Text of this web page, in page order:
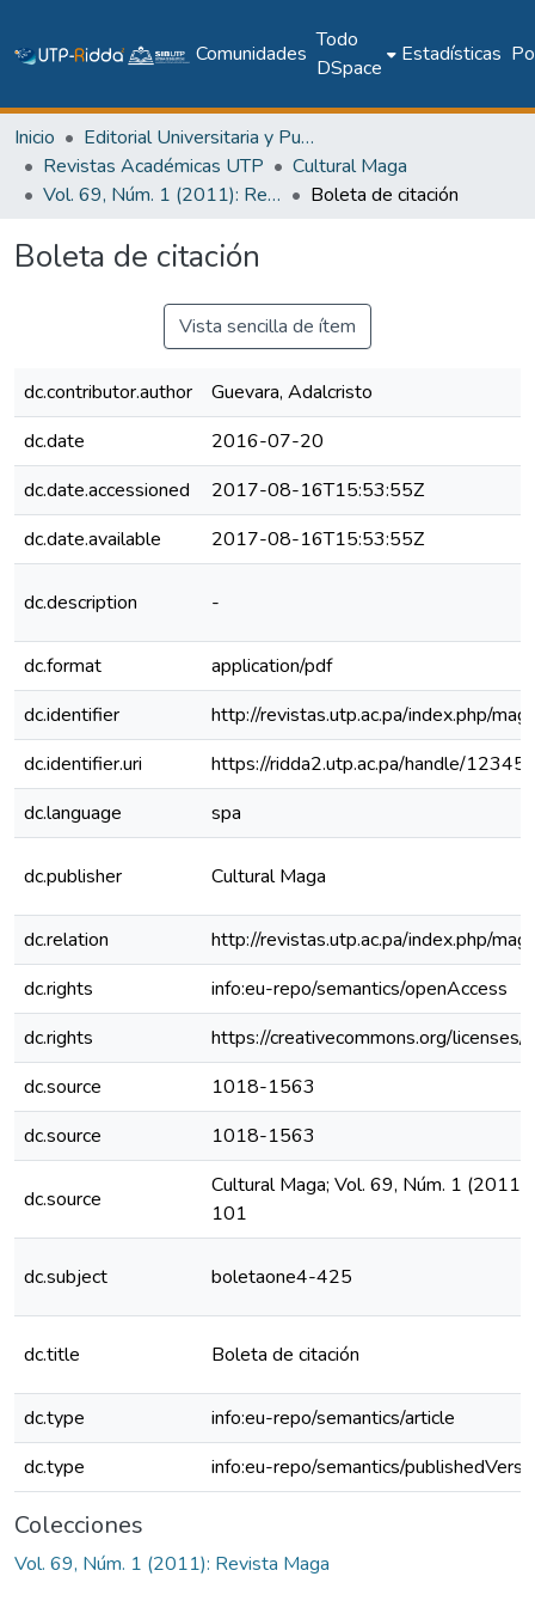
Comunidades
Todo
DSpace
Estadísticas
Inicio
Editorial Universitaria y Publicaciones Seriadas
Revistas Académicas UTP
Cultural Maga
Vol. 69, Núm. 1 (2011): Revista Maga
Boleta de citación
Boleta de citación
Vista sencilla de ítem
dc.contributor.author
Guevara, Adalcristo
dc.date
2016-07-20
dc.date.accessioned
2017-08-16T15:53:55Z
dc.date.available
2017-08-16T15:53:55Z
dc.description -
dc.format
application/pdf
dc.identifier
http://revistas.utp.ac.pa/index.php/
dc.identifier.uri
https://ridda2.utp.ac.pa/handle/
dc.language
spa
dc.publisher Cultural Maga
dc.relation
http://revistas.utp.ac.pa/index.php/
dc.rights
info:eu-repo/semantics/openAccess
dc.rights
https://creativecommons.org/
dc.source
1018-1563
dc.source
1018-1563
dc.source
Cultural Maga; Vol. 69, Núm. 1
101
dc.subject boletaone4-425
dc.title Boleta de citación
dc.type
info:eu-repo/semantics/article
dc.type
info:eu-repo/semantics/
Colecciones
Vol. 69, Núm. 1 (2011): Revista Maga